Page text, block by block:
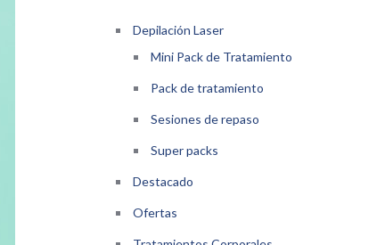
Depilación Laser
Mini Pack de Tratamiento
Pack de tratamiento
Sesiones de repaso
Super packs
Destacado
Ofertas